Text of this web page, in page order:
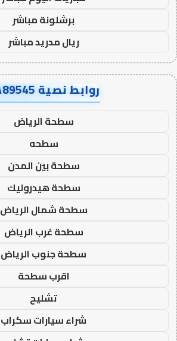
برشلونة مباشر
ريال مدريد مباشر
روابط نصية AA89545
سطحة الرياض
سطحه
سطحة بين المدن
سطحة هيدروليك
سطحة شمال الرياض
سطحة غرب الرياض
سطحة جنوب الرياض
اقرب سطحة
تشليح
شراء سيارات سكراب